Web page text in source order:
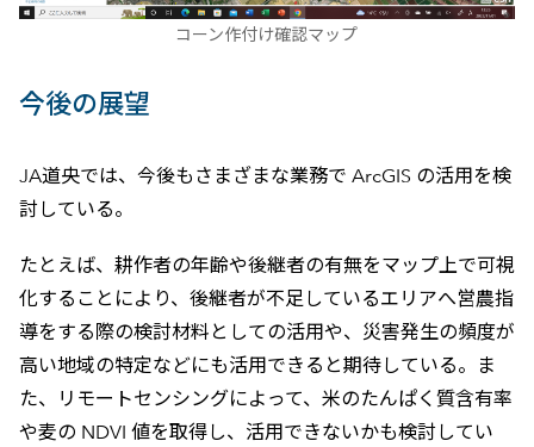
コーン作付け確認マップ
今後の展望
JA道央では、今後もさまざまな業務で ArcGIS の活用を検
討している。
たとえば、耕作者の年齢や後継者の有無をマップ上で可視
化することにより、後継者が不足しているエリアへ営農指
導をする際の検討材料としての活用や、災害発生の頻度が
高い地域の特定などにも活用できると期待している。ま
た、リモートセンシングによって、米のたんぱく質含有率
や麦の NDVI 値を取得し、活用できないかも検討してい